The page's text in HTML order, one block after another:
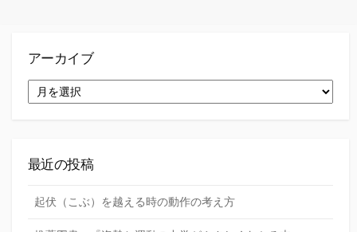
アーカイブ
ー
最近の投稿
起伏（こぶ）を越える時の動作の考え方